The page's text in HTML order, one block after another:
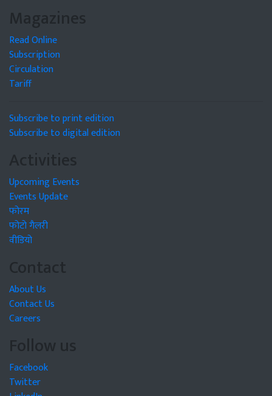
Magazines
Read Online
Subscription
Circulation
Tariff
Subscribe to print edition
Subscribe to digital edition
Activities
Upcoming Events
Events Update
फोरम
फोटो गैलरी
वीडियो
Contact
About Us
Contact Us
Careers
Follow us
Facebook
Twitter